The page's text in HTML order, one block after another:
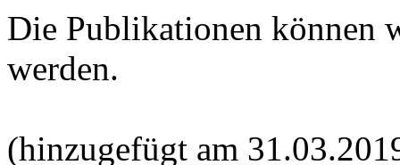
Die Publikationen können
werden.
(hinzugefügt am